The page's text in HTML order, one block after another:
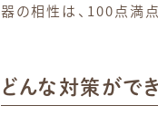
器の相性は、100点満
どんな対策ができ